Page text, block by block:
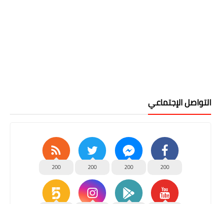
التواصل الإجتماعي
200
200
200
200